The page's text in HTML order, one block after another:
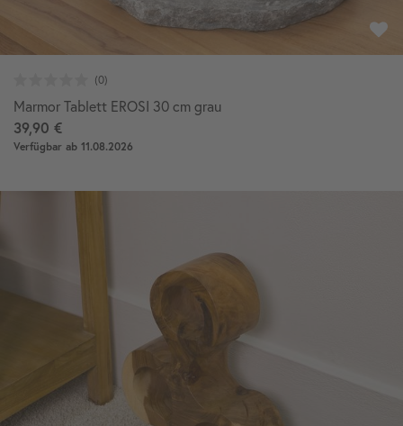
Marmor Tablett EROSI 30 cm grau
39,90 €
Verfügbar ab 11.08.2026